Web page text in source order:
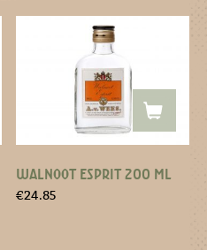
WALNOOT ESPRIT 200 ML
€24.85